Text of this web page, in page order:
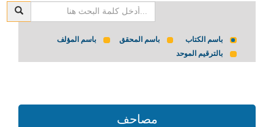
باسم الكتاب باسم المحقق
باسم المؤلف
بالترقيم الموحد
مصاحف